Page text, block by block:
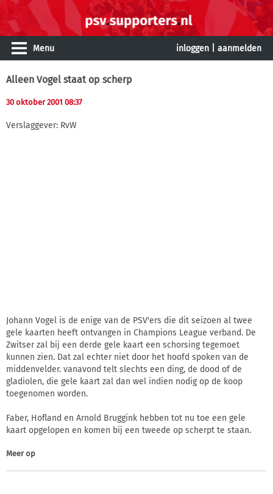
Menu inloggen aanmelden
Alleen Vogel staat op scherp
30 oktober 2001 08:37
Verslaggever: RvW
Johann Vogel is de enige van de PSV'ers die dit seizoen al twee
gele kaarten heeft ontvangen in Champions League verband. De
Zwitser zal bij een derde gele kaart een schorsing tegemoet
kunnen zien. Dat zal echter niet door het hoofd spoken van de
middenvelder. vanavond telt slechts een ding, de dood of de
gladiolen, die gele kaart zal dan wel indien nodig op de koop
toegenomen worden.
Faber, Hofland en Arnold Bruggink hebben tot nu toe een gele
kaart opgelopen en komen bij een tweede op scherpt te staan.
Meer op